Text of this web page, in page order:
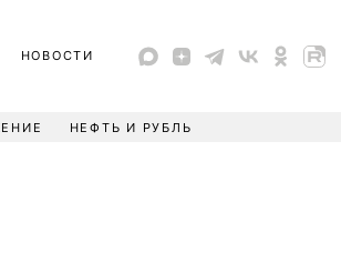
НОВОСТИ
НЕФТЬ И РУБЛЬ